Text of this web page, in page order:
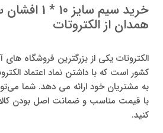
خرید سیم سایز
همدان از الکتروتات
الکتروتات یکی از بزرگترین فروشگاه های
کشور است که با داشتن نماد اعتماد
به مشتریان خود ارائه می دهد. شما
با قیمت مناسب و ضمانت اصل بودن
کنید.